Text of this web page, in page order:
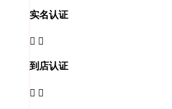
实名认证
 
到店认证
 